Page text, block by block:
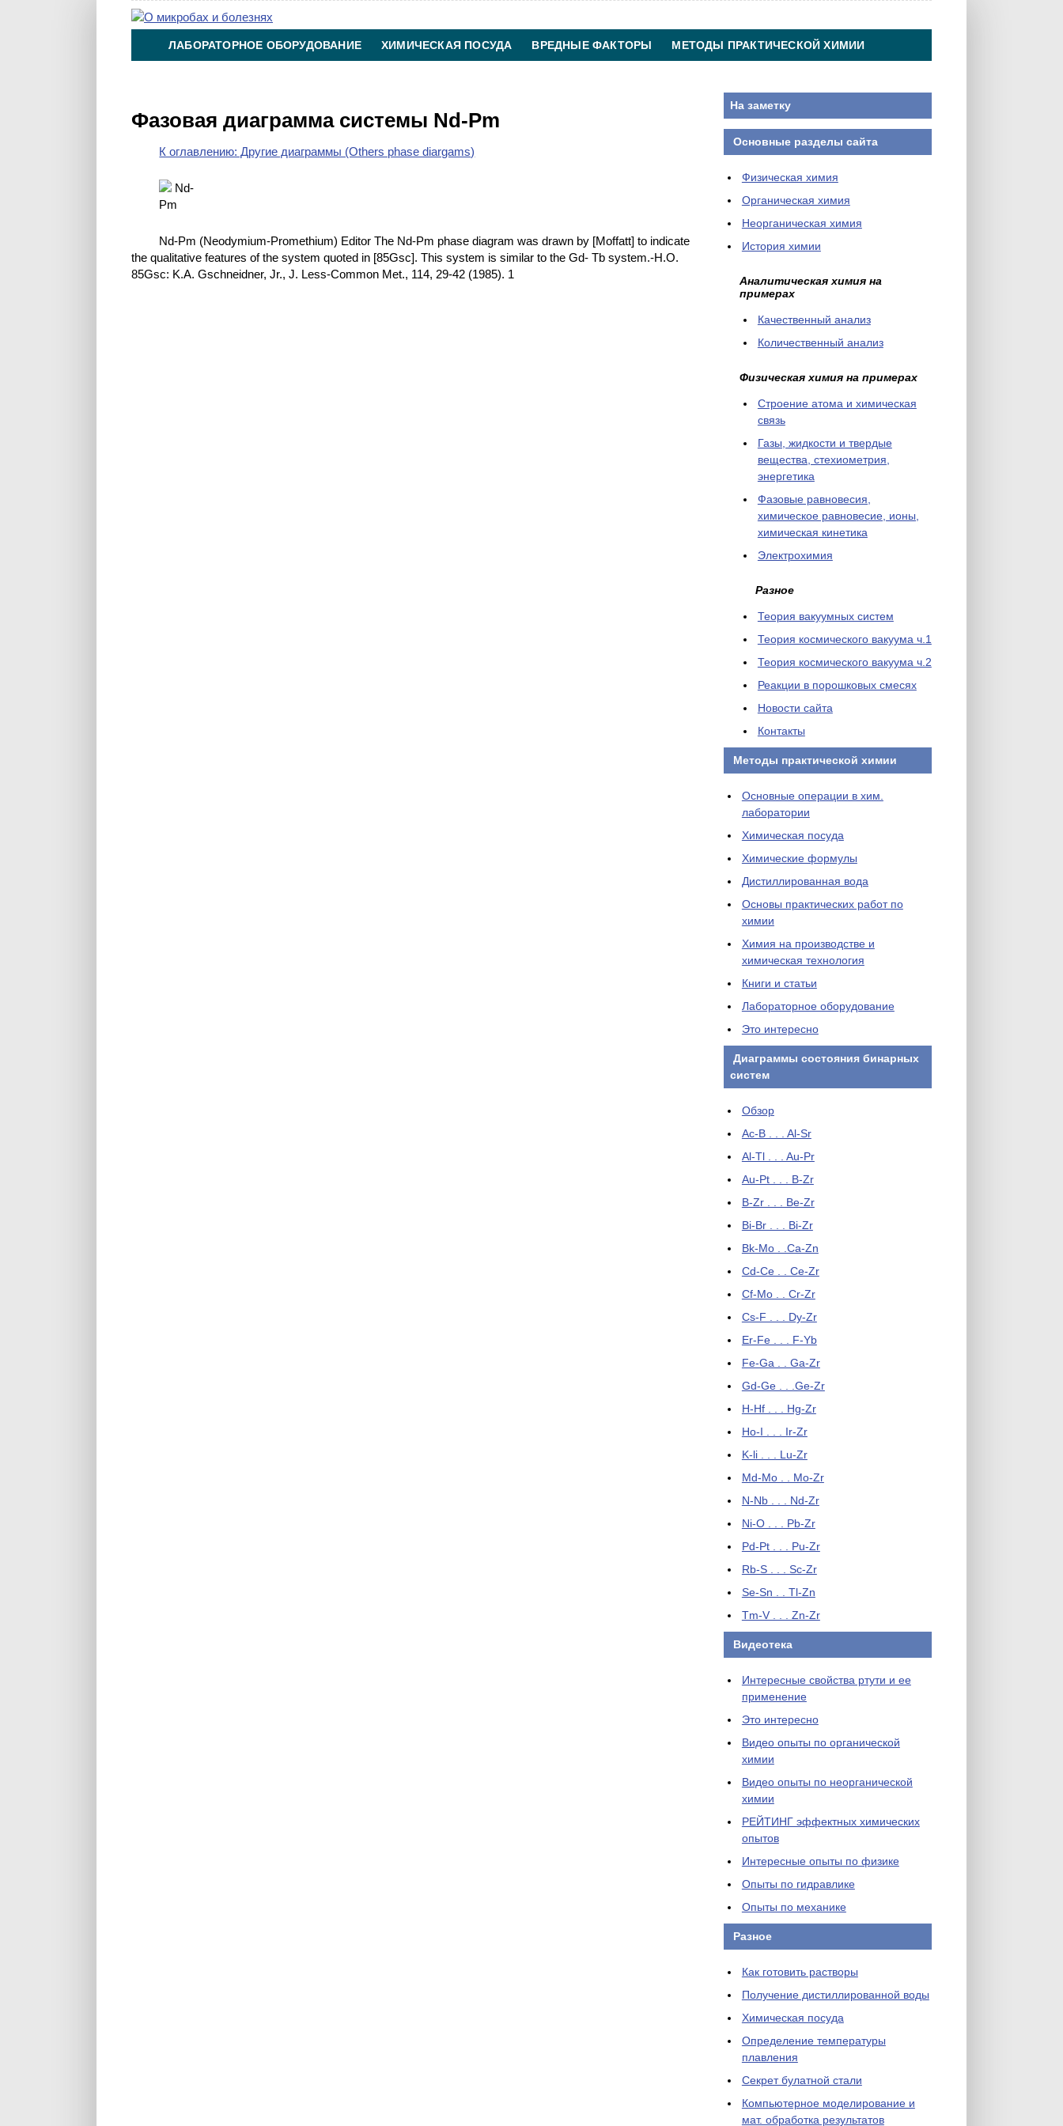
ЛАБОРАТОРНОЕ ОБОРУДОВАНИЕ ХИМИЧЕСКАЯ ПОСУДА ВРЕДНЫЕ ФАКТОРЫ МЕТОДЫ ПРАКТИЧЕСКОЙ ХИМИИ
Фазовая диаграмма системы Nd-Pm
К оглавлению: Другие диаграммы (Others phase diargams)
Nd-Pm (Neodymium-Promethium) Editor The Nd-Pm phase diagram was drawn by [Moffatt] to indicate
the qualitative features of the system quoted in [85Gsc]. This system is similar to the Gd- Tb system.-H.O.
85Gsc: K.A. Gschneidner, Jr., J. Less-Common Met., 114, 29-42 (1985). 1
На заметку
Основные разделы сайта
Физическая химия
Органическая химия
Неорганическая химия
История химии
Аналитическая химия на
примерах
Качественный анализ
Количественный анализ
Физическая химия на примерах
Cтроение атома и химическая
связь
Газы, жидкости и твердые
вещества, стехиометрия,
энергетика
Фазовые равновесия,
химическое равновесие, ионы,
химическая кинетика
Электрохимия
Разное
Теория вакуумных систем
Теория космического вакуума ч.1
Теория космического вакуума ч.2
Реакции в порошковых смесях
Новости сайта
Контакты
Методы практической химии
Основные операции в хим.
лаборатории
Химическая посуда
Химические формулы
Дистиллированная вода
Основы практических работ по
химии
Химия на производстве и
химическая технология
Книги и статьи
Лабораторное оборудование
Это интересно
Диаграммы состояния бинарных
систем
Обзор
Ac-B . . . Al-Sr
Al-Tl . . . Au-Pr
Au-Pt . . . B-Zr
B-Zr . . . Be-Zr
Bi-Br . . . Bi-Zr
Bk-Mo . .Ca-Zn
Cd-Ce . . Ce-Zr
Cf-Mo . . Cr-Zr
Cs-F . . . Dy-Zr
Er-Fe . . . F-Yb
Fe-Ga . . Ga-Zr
Gd-Ge . . .Ge-Zr
H-Hf . . . Hg-Zr
Ho-I . . . Ir-Zr
K-li . . . Lu-Zr
Md-Mo . . Mo-Zr
N-Nb . . . Nd-Zr
Ni-O . . . Pb-Zr
Pd-Pt . . . Pu-Zr
Rb-S . . . Sc-Zr
Se-Sn . . Tl-Zn
Tm-V . . . Zn-Zr
Видеотека
Интересные свойства ртути и ее
применение
Это интересно
Видео опыты по органической
химии
Видео опыты по неорганической
химии
РЕЙТИНГ эффектных химических
опытов
Интересные опыты по физике
Опыты по гидравлике
Опыты по механике
Разное
Как готовить растворы
Получение дистиллированной воды
Химическая посуда
Определение температуры
плавления
Секрет булатной стали
Компьютерное моделирование и
мат. обработка результатов